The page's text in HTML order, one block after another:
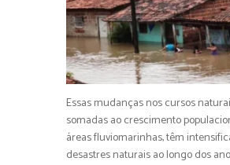
Essas mudanças nos cursos
somadas ao crescimento
áreas fluviomarinhas, têm
desastres naturais ao longo dos